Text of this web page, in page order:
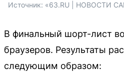
Источник: «63.RU | НОВОСТИ
В финальный шорт-лист
браузеров. Результаты
следующим образом: